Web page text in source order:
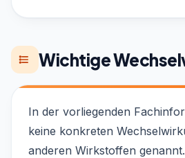
Wichtige
In der vorliegenden
keine konkreten
anderen Wirkstoffen